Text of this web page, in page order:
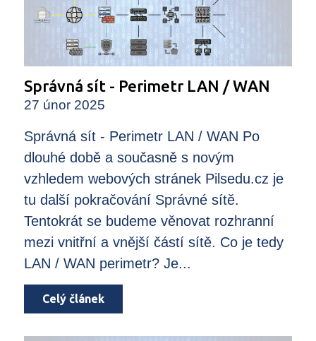
Správná sít - Perimetr LAN / WAN
27 únor 2025
Správná sít - Perimetr LAN / WAN Po
dlouhé době a současně s novým
vzhledem webových stránek Pilsedu.cz je
tu další pokračování Správné sítě.
Tentokrát se budeme věnovat rozhranní
mezi vnitřní a vnější částí sítě. Co je tedy
LAN / WAN perimetr? Je...
Celý článek